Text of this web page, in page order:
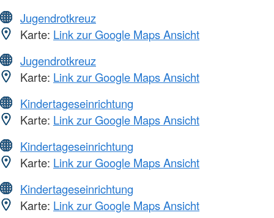
Jugendrotkreuz
Karte: Link zur Google Maps Ansicht
Jugendrotkreuz
Karte: Link zur Google Maps Ansicht
Kindertageseinrichtung
Karte: Link zur Google Maps Ansicht
Kindertageseinrichtung
Karte: Link zur Google Maps Ansicht
Kindertageseinrichtung
Karte: Link zur Google Maps Ansicht